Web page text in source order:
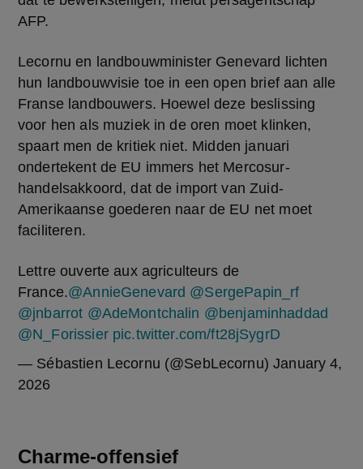
AFP.
Lecornu en landbouwminister Genevard lichten
hun landbouwvisie toe in een open brief aan alle
Franse landbouwers. Hoewel deze beslissing
voor hen als muziek in de oren moet klinken,
spaart men de kritiek niet. Midden januari
ondertekent de EU immers het Mercosur-
handelsakkoord, dat de import van Zuid-
Amerikaanse goederen naar de EU net moet
faciliteren.
Lettre ouverte aux agriculteurs de
France.@AnnieGenevard @SergePapin_rf
@jnbarrot @AdeMontchalin @benjaminhaddad
@N_Forissier pic.twitter.com/ft28jSygrD
— Sébastien Lecornu (@SebLecornu)January 4,
2026
Charme-offensief